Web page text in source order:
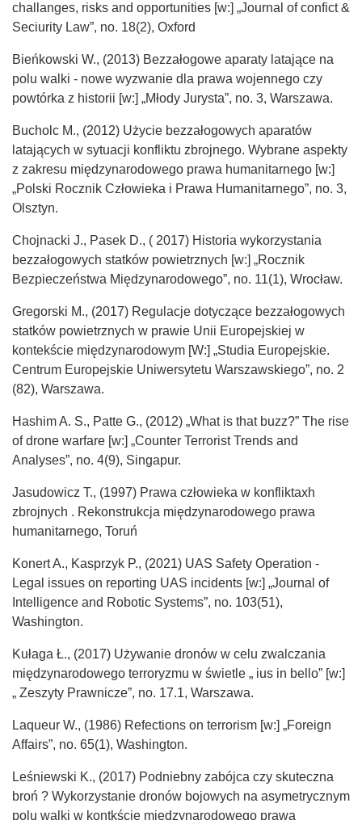
challanges, risks and opportunities [w:] „Journal of confict &
Seciurity Law”, no. 18(2), Oxford
Bieńkowski W., (2013) Bezzałogowe aparaty latające na
polu walki - nowe wyzwanie dla prawa wojennego czy
powtórka z historii [w:] „Młody Jurysta”, no. 3, Warszawa.
Bucholc M., (2012) Użycie bezzałogowych aparatów
latających w sytuacji konfliktu zbrojnego. Wybrane aspekty
z zakresu międzynarodowego prawa humanitarnego [w:]
„Polski Rocznik Człowieka i Prawa Humanitarnego”, no. 3,
Olsztyn.
Chojnacki J., Pasek D., ( 2017) Historia wykorzystania
bezzałogowych statków powietrznych [w:] „Rocznik
Bezpieczeństwa Międzynarodowego”, no. 11(1), Wrocław.
Gregorski M., (2017) Regulacje dotyczące bezzałogowych
statków powietrznych w prawie Unii Europejskiej w
kontekście międzynarodowym [W:] „Studia Europejskie.
Centrum Europejskie Uniwersytetu Warszawskiego”, no. 2
(82), Warszawa.
Hashim A. S., Patte G., (2012) „What is that buzz?” The rise
of drone warfare [w:] „Counter Terrorist Trends and
Analyses”, no. 4(9), Singapur.
Jasudowicz T., (1997) Prawa człowieka w konfliktaxh
zbrojnych . Rekonstrukcja międzynarodowego prawa
humanitarnego, Toruń
Konert A., Kasprzyk P., (2021) UAS Safety Operation -
Legal issues on reporting UAS incidents [w:] „Journal of
Intelligence and Robotic Systems”, no. 103(51),
Washington.
Kułaga Ł., (2017) Używanie dronów w celu zwalczania
międzynarodowego terroryzmu w świetle „ ius in bello” [w:]
„ Zeszyty Prawnicze”, no. 17.1, Warszawa.
Laqueur W., (1986) Refections on terrorism [w:] „Foreign
Affairs”, no. 65(1), Washington.
Leśniewski K., (2017) Podniebny zabójca czy skuteczna
broń ? Wykorzystanie dronów bojowych na asymetrycznym
polu walki w kontkście międzynarodowego prawa